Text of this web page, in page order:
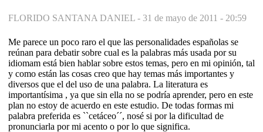
FLORIDO SANTANA DANIEL - 31 de mayo de 2011 - 20:59
Me parece un poco raro el que las personalidades españolas se
reúnan para debatir sobre cual es la palabras más usada por su
idiomam está bien hablar sobre estos temas, pero en mi opinión, tal
y como están las cosas creo que hay temas más importantes y
diversos que el del uso de una palabra. La literatura es
importantísima , ya que sin ella no se podría aprender, pero en este
plan no estoy de acuerdo en este estudio. De todas formas mi
palabra preferida es ``cetáceo´´, nosé si por la dificultad de
pronunciarla por mi acento o por lo que significa.